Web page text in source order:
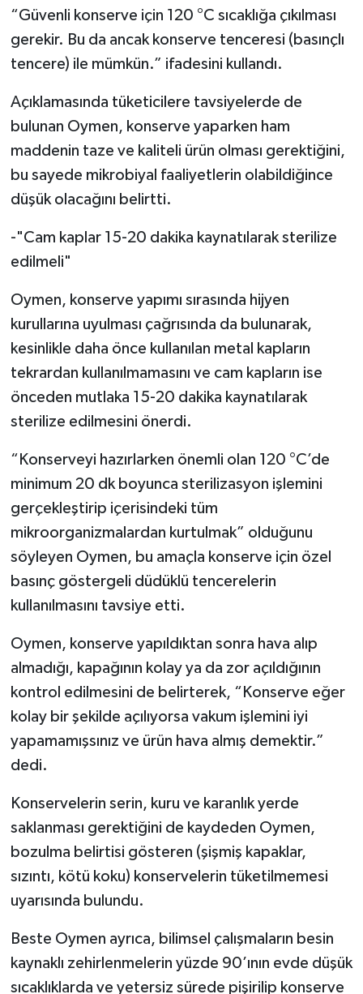
“Güvenli konserve için 120 °C sıcaklığa çıkılması
gerekir. Bu da ancak konserve tenceresi (basınçlı
tencere) ile mümkün.” ifadesini kullandı.
Açıklamasında tüketicilere tavsiyelerde de
bulunan Oymen, konserve yaparken ham
maddenin taze ve kaliteli ürün olması gerektiğini,
bu sayede mikrobiyal faaliyetlerin olabildiğince
düşük olacağını belirtti.
-"Cam kaplar 15-20 dakika kaynatılarak sterilize
edilmeli"
Oymen, konserve yapımı sırasında hijyen
kurullarına uyulması çağrısında da bulunarak,
kesinlikle daha önce kullanılan metal kapların
tekrardan kullanılmamasını ve cam kapların ise
önceden mutlaka 15-20 dakika kaynatılarak
sterilize edilmesini önerdi.
“Konserveyi hazırlarken önemli olan 120 °C’de
minimum 20 dk boyunca sterilizasyon işlemini
gerçekleştirip içerisindeki tüm
mikroorganizmalardan kurtulmak” olduğunu
söyleyen Oymen, bu amaçla konserve için özel
basınç göstergeli düdüklü tencerelerin
kullanılmasını tavsiye etti.
Oymen, konserve yapıldıktan sonra hava alıp
almadığı, kapağının kolay ya da zor açıldığının
kontrol edilmesini de belirterek, “Konserve eğer
kolay bir şekilde açılıyorsa vakum işlemini iyi
yapamamışsınız ve ürün hava almış demektir.”
dedi.
Konservelerin serin, kuru ve karanlık yerde
saklanması gerektiğini de kaydeden Oymen,
bozulma belirtisi gösteren (şişmiş kapaklar,
sızıntı, kötü koku) konservelerin tüketilmemesi
uyarısında bulundu.
Beste Oymen ayrıca, bilimsel çalışmaların besin
kaynaklı zehirlenmelerin yüzde 90’ının evde düşük
sıcaklıklarda ve yetersiz sürede pişirilip konserve